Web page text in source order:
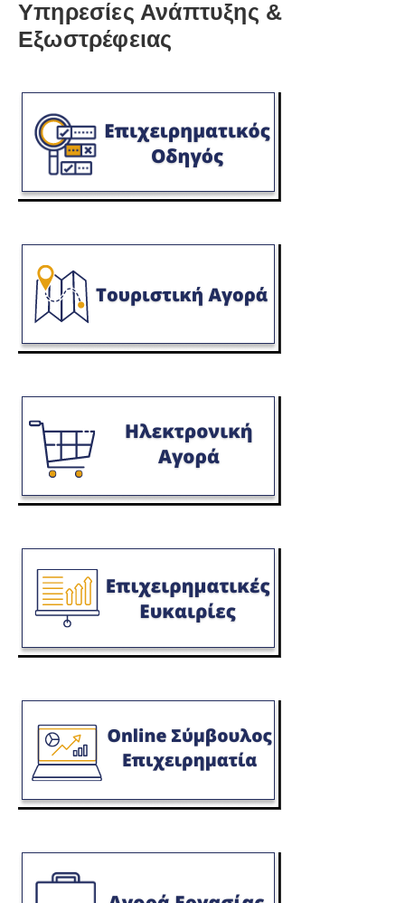
Υπηρεσίες Ανάπτυξης &
Εξωστρέφειας